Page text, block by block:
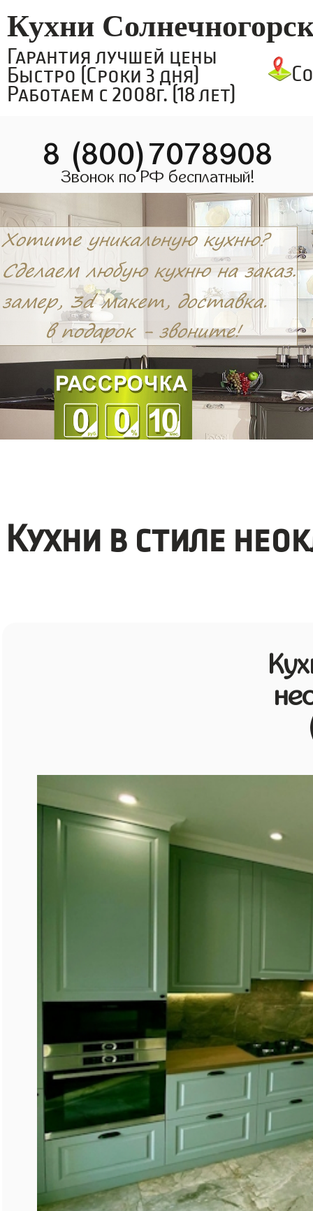
Кухни
Гарантия лучшей цены
Быстро (Сроки 3 дня)
Работаем с 2008г. (18 лет)
8 (800)7078908
Звонок по РФ бесплатный!
Кухни в стиле